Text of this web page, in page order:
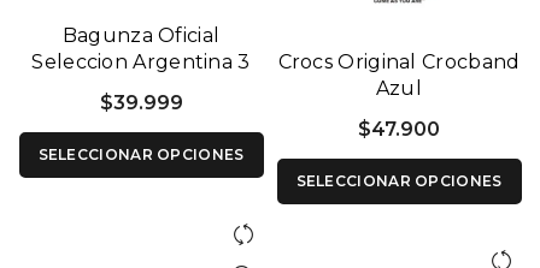
Bagunza Oficial
Seleccion Argentina 3
Estrellas
$39.999
SELECCIONAR OPCIONES
Crocs Original Crocband
Azul
$47.900
SELECCIONAR OPCIONES